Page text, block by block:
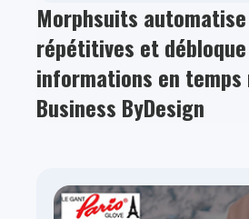
Morphsuits
répétitives et
informations en temps
Business ByDesign